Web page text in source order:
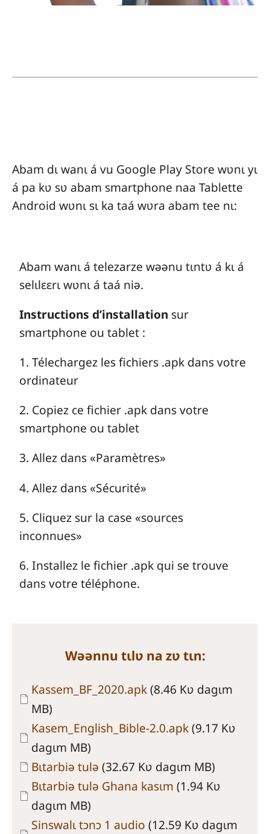
Abam dɩ wanɩ á vu Google Play Store wʋnɩ yɩ
á pa kʋ sʋ abam smartphone naa Tablette
Android wʋnɩ sɩ ka taá wʋra abam tee nɩ:
Abam wanɩ á telezarze wəənu tɩntʋ á kɩ á
selɩlɛɛrɩ wʋnɩ á taá niə.
Instructions d’installation sur
smartphone ou tablet :
1. Télechargez les fichiers .apk dans votre
ordinateur
2. Copiez ce fichier .apk dans votre
smartphone ou tablet
3. Allez dans «Paramètres»
4. Allez dans «Sécurité»
5. Cliquez sur la case «sources
inconnues»
6. Installez le fichier .apk qui se trouve
dans votre téléphone.
Wəənnu tɩlʋ na zʋ tɩn:
Document
Kassem_BF_2020.apk(8.46 Kʋ dagɩm
MB)
Document
Kasem_English_Bible-2.0.apk(9.17 Kʋ
dagɩm MB)
Document
Bɩtarbiə tulə (32.67 Kʋ dagɩm MB)
Document
Bɩtarbiə tulə Ghana kasɩm (1.94 Kʋ
dagɩm MB)
Document
Sinswalɩ tɔnɔ 1 audio (12.59 Kʋ dagɩm